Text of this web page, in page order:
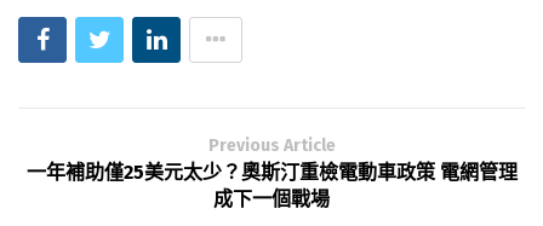
Previous Article
一年補助僅25美元太少？奧斯汀重檢電動車政策 電網管理
成下一個戰場